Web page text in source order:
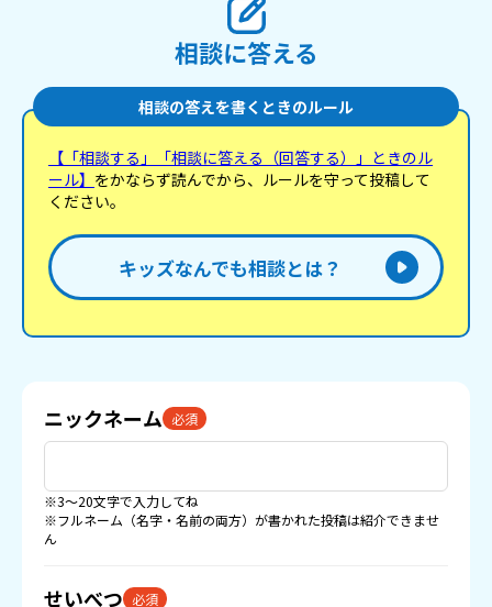
相談に答える
相談の答えを書くときのルール
【「相談する」「相談に答える（回答する）」ときのル
ール】 をかならず読んでから、ルールを守って投稿して
ください。
キッズなんでも相談とは？
ニックネーム 必須
※3〜20文字で入力してね
※フルネーム（名字・名前の両方）が書かれた投稿は紹介できませ
ん
せいべつ 必須